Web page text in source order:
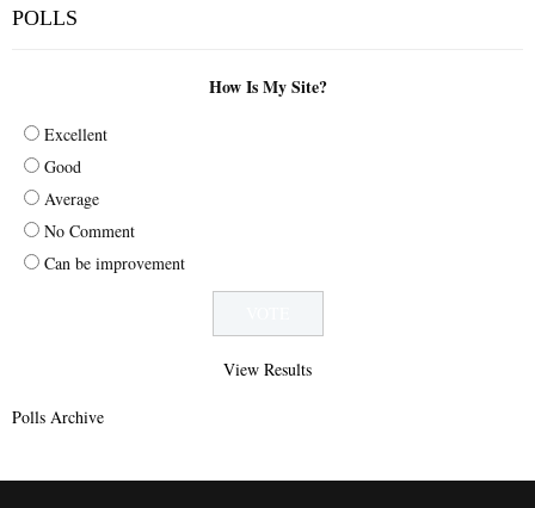
POLLS
How Is My Site?
Excellent
Good
Average
No Comment
Can be improvement
View Results
Polls Archive